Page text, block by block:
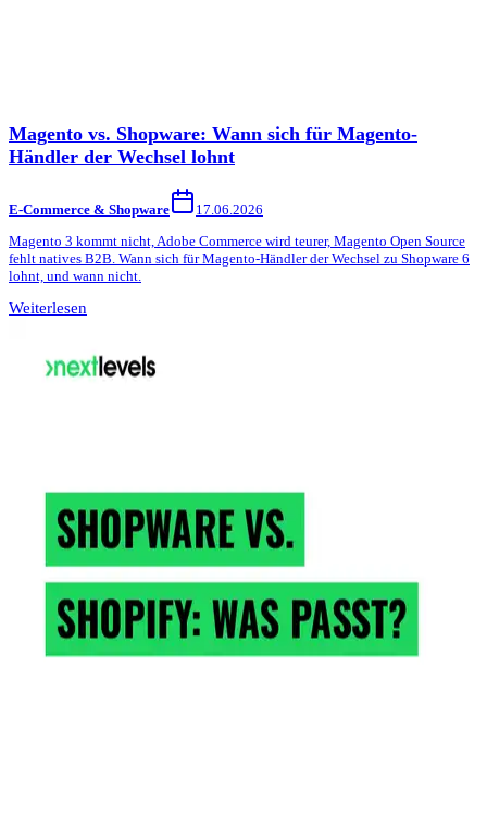
Magento vs. Shopware: Wann sich für Magento-
Händler der Wechsel lohnt
E-Commerce & Shopware
17.06.2026
Magento 3 kommt nicht, Adobe Commerce wird teurer, Magento Open Source
fehlt natives B2B. Wann sich für Magento-Händler der Wechsel zu Shopware 6
lohnt, und wann nicht.
Weiterlesen